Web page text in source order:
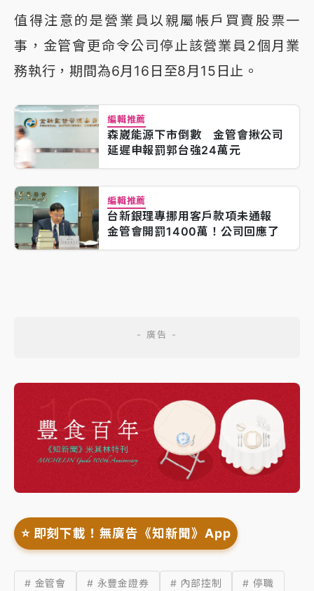
值得注意的是營業員以親屬帳戶買賣股票一
事，金管會更命令公司停止該營業員2個月業
務執行，期間為6月16日至8月15日止。
編輯推薦
森崴能源下市倒數 金管會揪公司
延遲申報罰郭台強24萬元
編輯推薦
台新銀理專挪用客戶款項未通報
金管會開罰1400萬！公司回應了
⭐️ 即刻下載！無廣告《知新聞》App
# 金管會 # 永豐金證券 # 內部控制 # 停職